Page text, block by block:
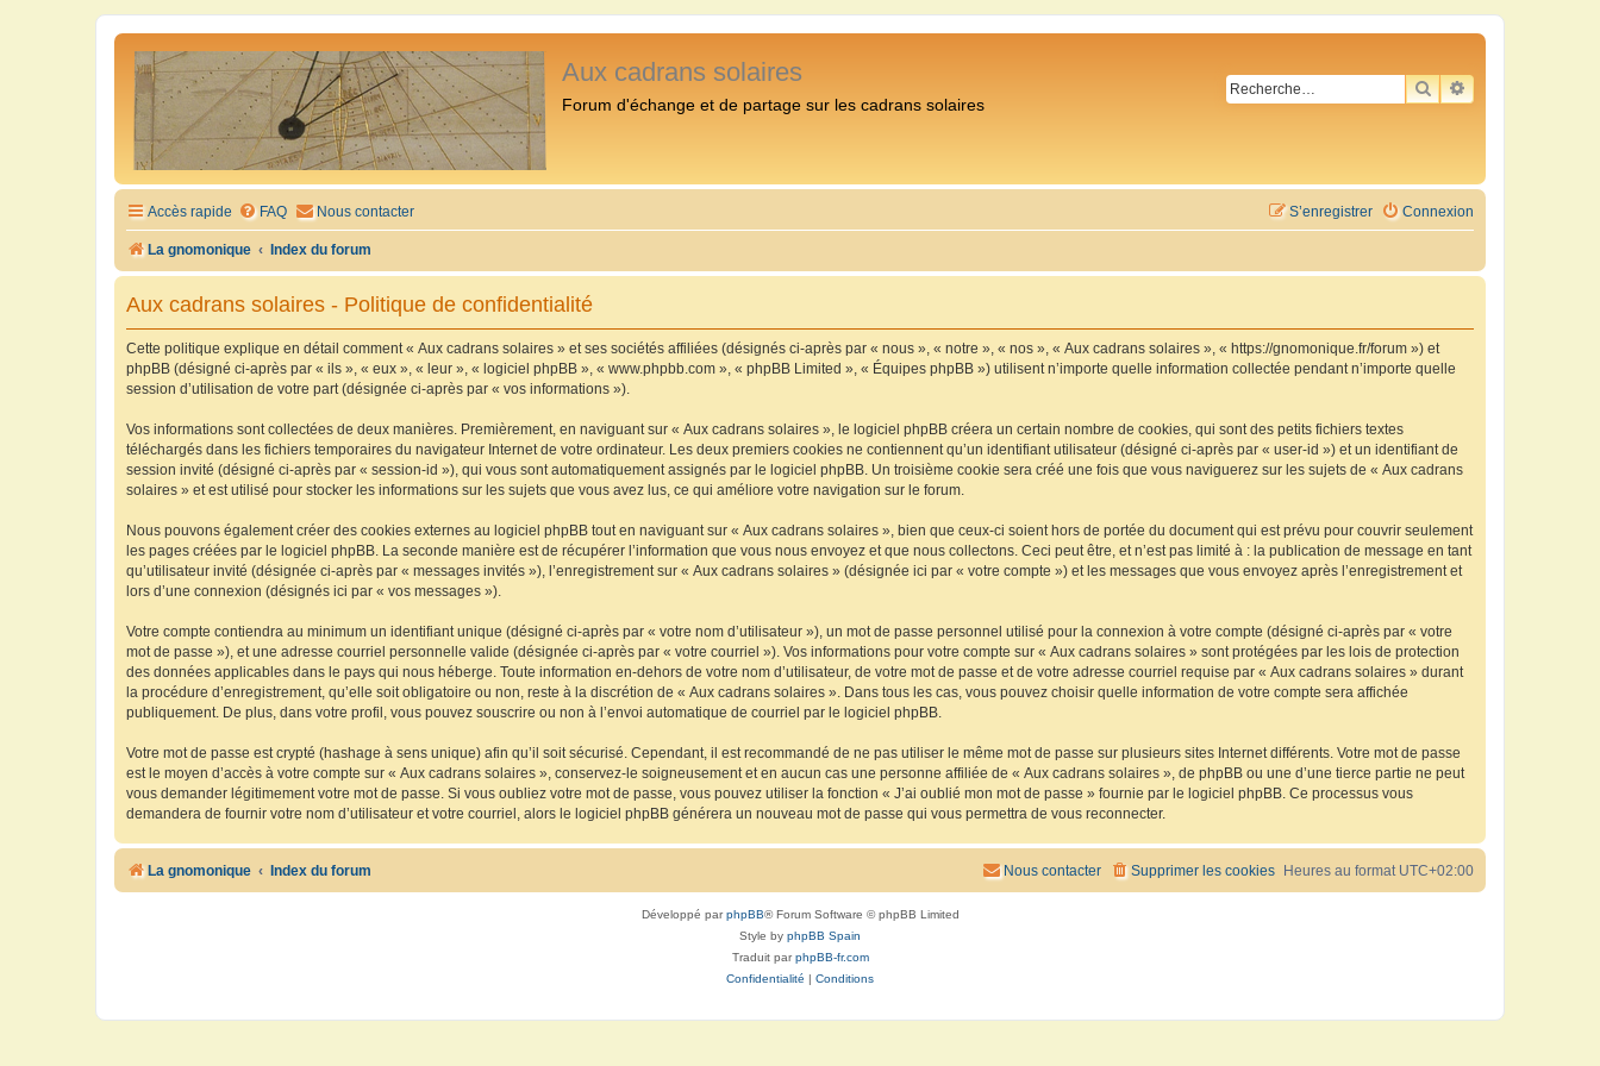
Aux cadrans solaires
Forum d'échange et de partage sur les cadrans solaires
RECHERCHER
RECHERCHE
Accès rapide FAQ Nous contacter Connexion
S’enregistrer
La gnomonique Index du forum
Aux cadrans solaires - Politique de confidentialité
Cette politique explique en détail comment « Aux cadrans solaires » et ses sociétés affiliées (désignés ci-après par « nous », « notre », « nos », « Aux cadrans solaires », « https://gnomonique.fr/forum ») et
phpBB (désigné ci-après par « ils », « eux », « leur », « logiciel phpBB », « www.phpbb.com », « phpBB Limited », « Équipes phpBB ») utilisent n’importe quelle information collectée pendant n’importe quelle
session d’utilisation de votre part (désignée ci-après par « vos informations »).
Vos informations sont collectées de deux manières. Premièrement, en naviguant sur « Aux cadrans solaires », le logiciel phpBB créera un certain nombre de cookies, qui sont des petits fichiers textes
téléchargés dans les fichiers temporaires du navigateur Internet de votre ordinateur. Les deux premiers cookies ne contiennent qu’un identifiant utilisateur (désigné ci-après par « user-id ») et un identifiant de
session invité (désigné ci-après par « session-id »), qui vous sont automatiquement assignés par le logiciel phpBB. Un troisième cookie sera créé une fois que vous naviguerez sur les sujets de « Aux cadrans
solaires » et est utilisé pour stocker les informations sur les sujets que vous avez lus, ce qui améliore votre navigation sur le forum.
Nous pouvons également créer des cookies externes au logiciel phpBB tout en naviguant sur « Aux cadrans solaires », bien que ceux-ci soient hors de portée du document qui est prévu pour couvrir seulement
les pages créées par le logiciel phpBB. La seconde manière est de récupérer l’information que vous nous envoyez et que nous collectons. Ceci peut être, et n’est pas limité à : la publication de message en tant
qu’utilisateur invité (désignée ci-après par « messages invités »), l’enregistrement sur « Aux cadrans solaires » (désignée ici par « votre compte ») et les messages que vous envoyez après l’enregistrement et
lors d’une connexion (désignés ici par « vos messages »).
Votre compte contiendra au minimum un identifiant unique (désigné ci-après par « votre nom d’utilisateur »), un mot de passe personnel utilisé pour la connexion à votre compte (désigné ci-après par « votre
mot de passe »), et une adresse courriel personnelle valide (désignée ci-après par « votre courriel »). Vos informations pour votre compte sur « Aux cadrans solaires » sont protégées par les lois de protection
des données applicables dans le pays qui nous héberge. Toute information en-dehors de votre nom d’utilisateur, de votre mot de passe et de votre adresse courriel requise par « Aux cadrans solaires » durant
la procédure d’enregistrement, qu’elle soit obligatoire ou non, reste à la discrétion de « Aux cadrans solaires ». Dans tous les cas, vous pouvez choisir quelle information de votre compte sera affichée
publiquement. De plus, dans votre profil, vous pouvez souscrire ou non à l’envoi automatique de courriel par le logiciel phpBB.
Votre mot de passe est crypté (hashage à sens unique) afin qu’il soit sécurisé. Cependant, il est recommandé de ne pas utiliser le même mot de passe sur plusieurs sites Internet différents. Votre mot de passe
est le moyen d’accès à votre compte sur « Aux cadrans solaires », conservez-le soigneusement et en aucun cas une personne affiliée de « Aux cadrans solaires », de phpBB ou une d’une tierce partie ne peut
vous demander légitimement votre mot de passe. Si vous oubliez votre mot de passe, vous pouvez utiliser la fonction « J’ai oublié mon mot de passe » fournie par le logiciel phpBB. Ce processus vous
demandera de fournir votre nom d’utilisateur et votre courriel, alors le logiciel phpBB générera un nouveau mot de passe qui vous permettra de vous reconnecter.
La gnomonique Index du forum Heures au format UTC+02:00
Supprimer les cookies
Nous contacter
Développé parphpBB® Forum Software © phpBB Limited
Style by phpBB Spain
Traduit parphpBB-fr.com
Confidentialité
Conditions